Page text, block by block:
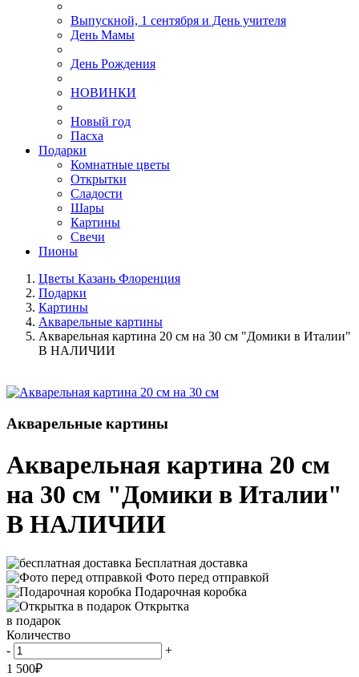
Выпускной, 1 сентября и День учителя
День Мамы
День Рождения
НОВИНКИ
Новый год
Пасха
Подарки
Комнатные цветы
Открытки
Сладости
Шары
Картины
Свечи
Пионы
Цветы Казань Флоренция
Подарки
Картины
Акварельные картины
Акварельная картина 20 см на 30 см "Домики в Италии"
В НАЛИЧИИ
Акварельные картины
Акварельная картина 20 см
на 30 см "Домики в Италии"
В НАЛИЧИИ
Бесплатная доставка
Фото перед отправкой
Подарочная коробка
Открытка
в подарок
Количество
-
+
1 500₽